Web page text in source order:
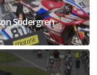
Södergren